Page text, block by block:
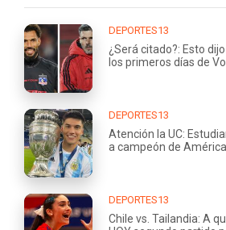
DEPORTES13
¿Será citado?: Esto
los primeros días de
DEPORTES13
Atención la UC:
a campeón de
DEPORTES13
Chile vs. Tailandia: A